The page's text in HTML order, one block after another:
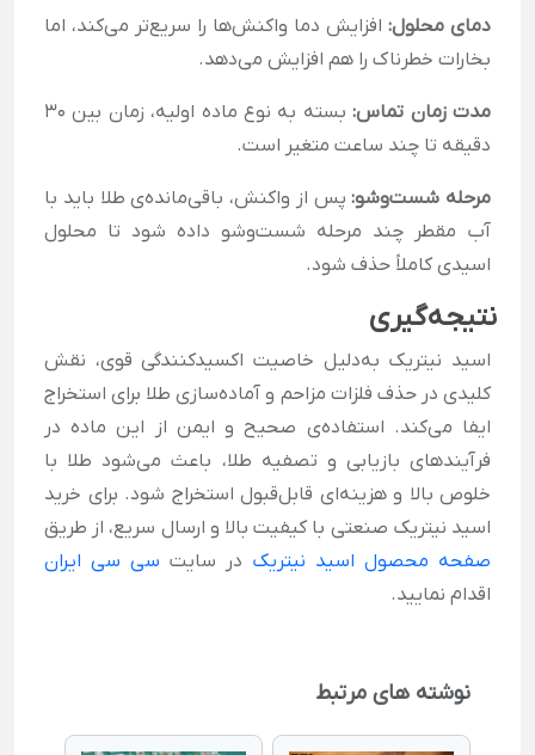
دمای محلول: افزایش دما واکنش‌ها را سریع‌تر می‌کند، اما
بخارات خطرناک را هم افزایش می‌دهد.
مدت زمان تماس:
بسته به نوع ماده اولیه، زمان بین ۳۰
دقیقه تا چند ساعت متغیر است.
مرحله شست‌وشو:پس از واکنش، باقی‌مانده‌ی طلا باید با
آب مقطر چند مرحله شست‌وشو داده شود تا محلول
اسیدی کاملاً حذف شود.
نتیجه‌گیری
اسید نیتریک به‌دلیل خاصیت اکسیدکنندگی قوی، نقش
کلیدی در حذف فلزات مزاحم و آماده‌سازی طلا برای استخراج
ایفا می‌کند. استفاده‌ی صحیح و ایمن از این ماده در
فرآیندهای بازیابی و تصفیه طلا، باعث می‌شود طلا با
خلوص بالا و هزینه‌ای قابل‌قبول استخراج شود. برای خرید
اسید نیتریک صنعتی با کیفیت بالا و ارسال سریع، از طریق
صفحه محصول اسید نیتریک در سایت سی سی ایران
اقدام نمایید.
نوشته های مرتبط